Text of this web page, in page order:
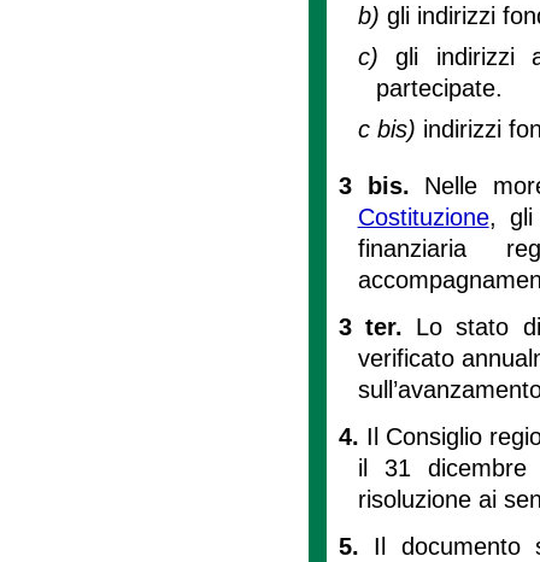
b) gli indirizzi
c)gli indirizzi
partecipate.
c bis) indirizzi
3 bis. Nelle
Costituzione, gli
finanziaria
3 ter. Lo stato
verificato
4. Il Consiglio
il 31 dicembre
risoluzione ai
5. Il documento